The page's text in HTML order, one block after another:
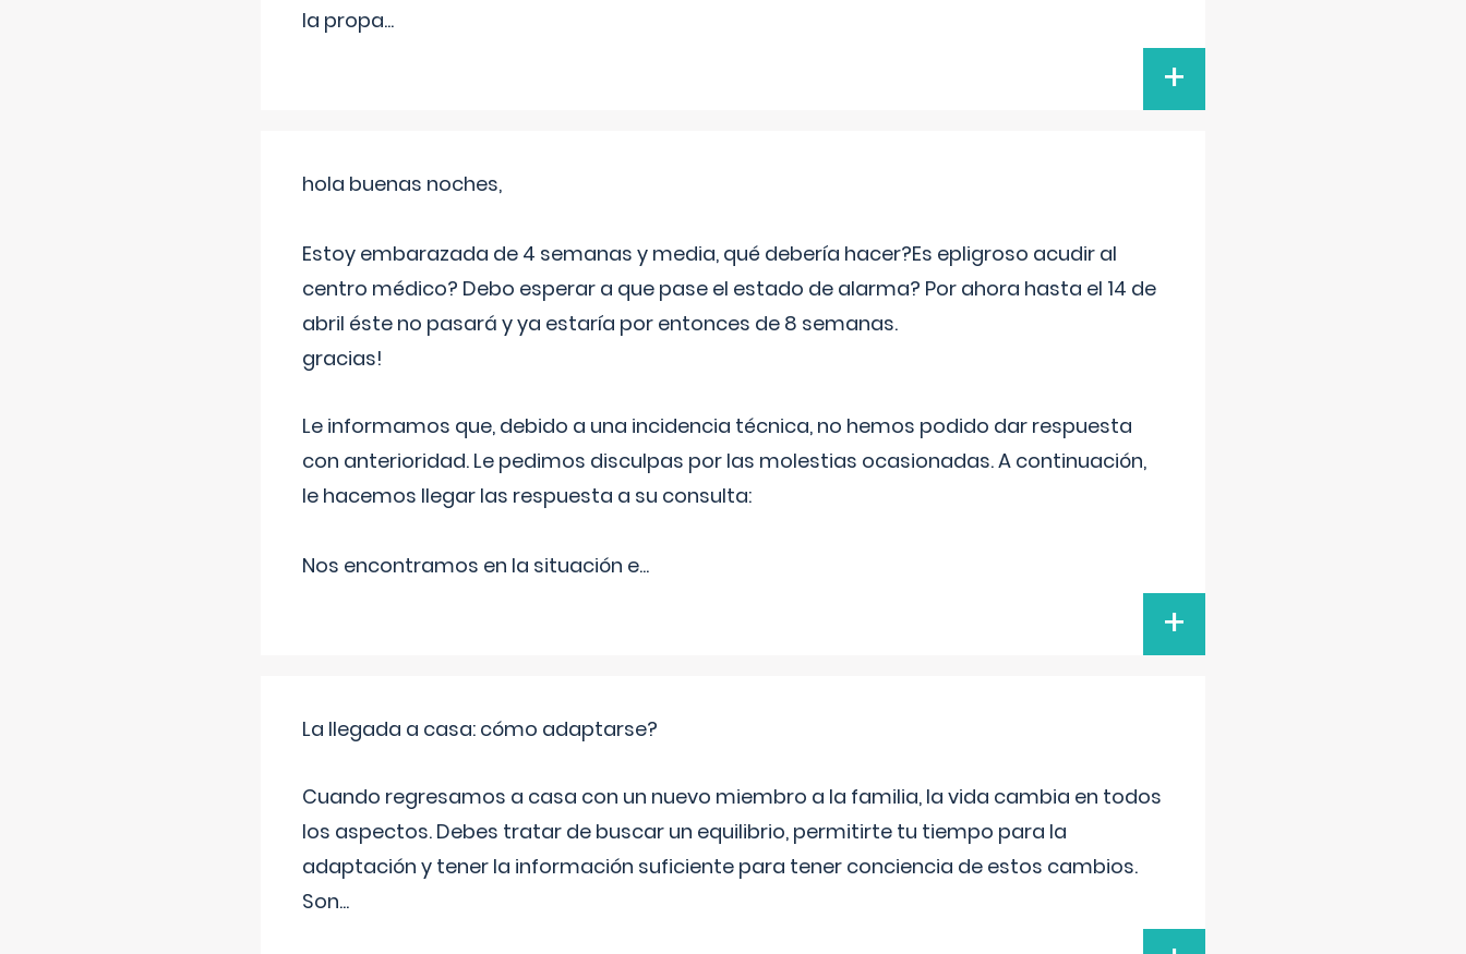
la propa...
+
hola buenas noches,
Estoy embarazada de 4 semanas y media, qué debería hacer?Es epligroso acudir al
centro médico? Debo esperar a que pase el estado de alarma? Por ahora hasta el 14 de
abril éste no pasará y ya estaría por entonces de 8 semanas.
gracias!
Le informamos que, debido a una incidencia técnica, no hemos podido dar respuesta
con anterioridad. Le pedimos disculpas por las molestias ocasionadas. A continuación,
le hacemos llegar las respuesta a su consulta:
Nos encontramos en la situación e...
+
La llegada a casa: cómo adaptarse?
Cuando regresamos a casa con un nuevo miembro a la familia, la vida cambia en todos
los aspectos. Debes tratar de buscar un equilibrio, permitirte tu tiempo para la
adaptación y tener la información suficiente para tener conciencia de estos cambios.
Son...